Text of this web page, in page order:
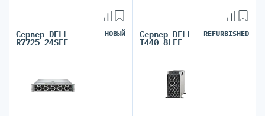
Сервер DELL
R7725 24SFF
НОВЫЙ Сервер DELL
T440 8LFF
REFURBISHED